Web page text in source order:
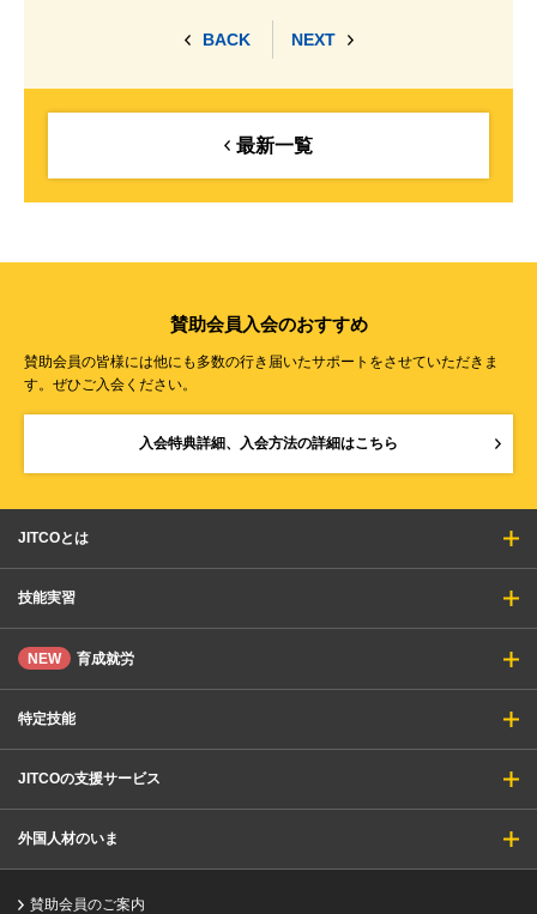
BACK NEXT
最新一覧
賛助会員入会のおすすめ
賛助会員の皆様には他にも多数の行き届いたサポートをさせていただきま
す。ぜひご入会ください。
入会特典詳細、入会方法の詳細はこちら
JITCOとは
技能実習
NEW 育成就労
特定技能
JITCOの支援サービス
外国人材のいま
賛助会員のご案内